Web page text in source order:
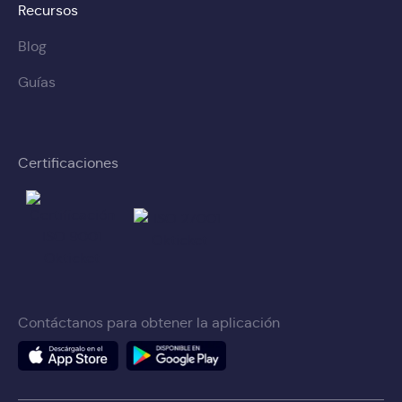
Recursos
Blog
Guías
Certificaciones
Contáctanos para obtener la aplicación